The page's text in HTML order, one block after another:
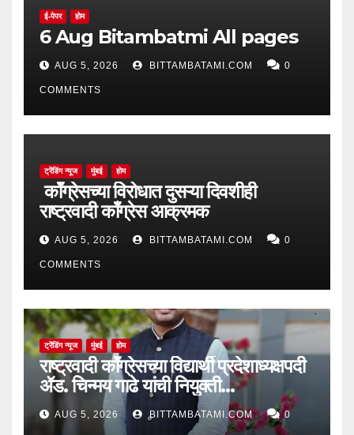
ई-पेपर होम
6 Aug Bitambatmi All pages
AUG 5, 2026 BITTAMBATAMI.COM 0
COMMENTS
ट्रेंडिंग न्यूज मुंबई होम
काँग्रेसच्या विरोधात दुसऱ्या दिवशीही
राष्ट्रवादी काँग्रेस आक्रमक
AUG 5, 2026 BITTAMBATAMI.COM 0
COMMENTS
ट्रेंडिंग न्यूज मुंबई होम
राष्ट्रवादी काँग्रेसच्या विद्यार्थी प्रदेशाध्यक्षपदी
ॲड. चिन्मय गाढे यांची नियुक्ती…
AUG 5, 2026 BITTAMBATAMI.COM 0